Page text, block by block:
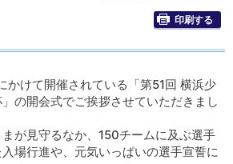
印刷する
かけて開催されている「第51回 横浜少
の開会式でご挨拶させていただきまし
が見守るなか、150チームに及ぶ選手
場行進や、元気いっぱいの選手宣誓に